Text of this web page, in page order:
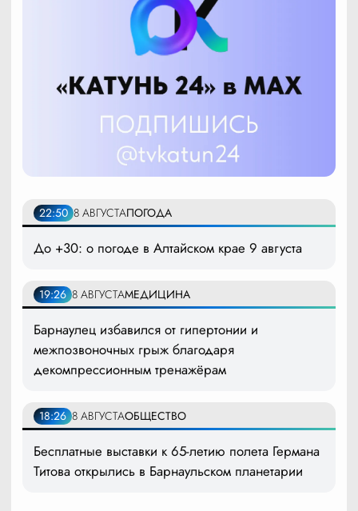
22:50 8 АВГУСТАПОГОДА
До +30: о погоде в Алтайском крае 9 августа
19:26 8 АВГУСТАМЕДИЦИНА
Барнаулец избавился от гипертонии и
межпозвоночных грыж благодаря
декомпрессионным тренажёрам
18:26 8 АВГУСТАОБЩЕСТВО
Бесплатные выставки к 65-летию полета Германа
Титова открылись в Барнаульском планетарии